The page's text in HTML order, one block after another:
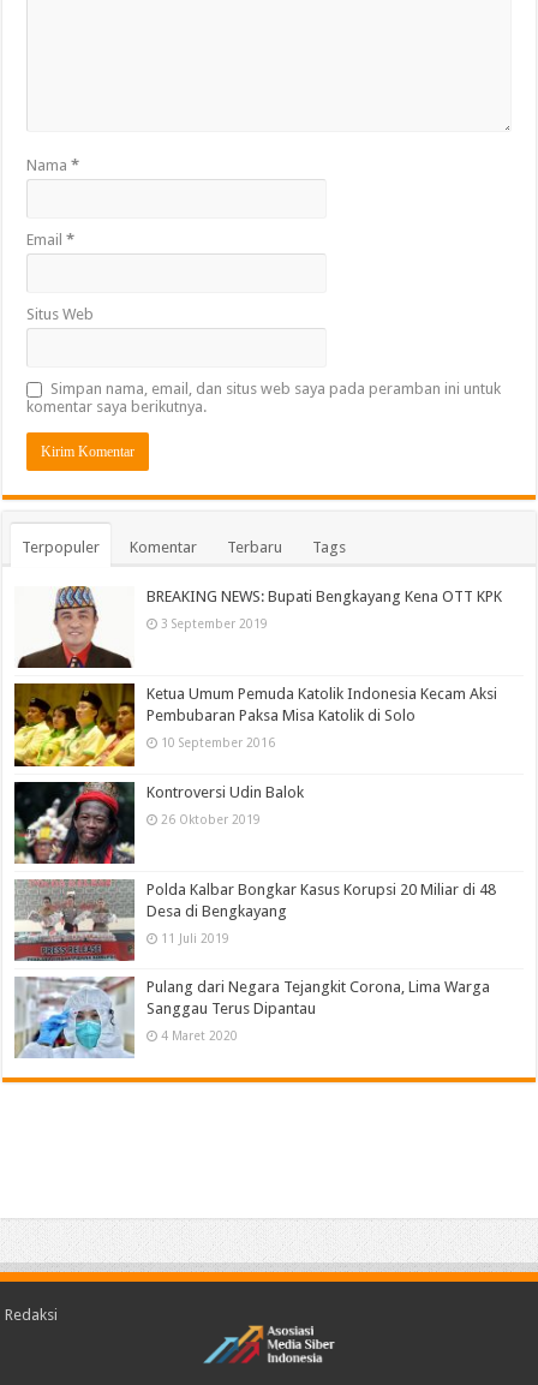
Nama*
Email*
Situs Web
Simpan nama, email, dan situs web saya pada peramban ini untuk
komentar saya berikutnya.
Terpopuler Komentar Terbaru Tags
BREAKING NEWS: Bupati Bengkayang Kena OTT KPK
3 September 2019
Ketua Umum Pemuda Katolik Indonesia Kecam Aksi
Pembubaran Paksa Misa Katolik di Solo
10 September 2016
Kontroversi Udin Balok
26 Oktober 2019
Polda Kalbar Bongkar Kasus Korupsi 20 Miliar di 48
Desa di Bengkayang
11 Juli 2019
Pulang dari Negara Tejangkit Corona, Lima Warga
Sanggau Terus Dipantau
4 Maret 2020
Redaksi